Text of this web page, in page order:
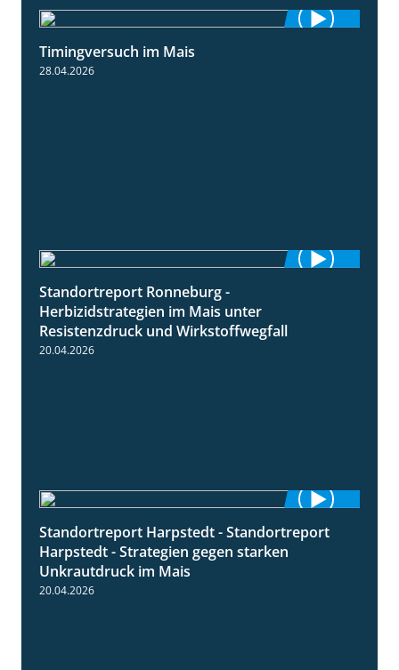
Timingversuch im Mais
28.04.2026
Standortreport Ronneburg -
Herbizidstrategien im Mais unter
Resistenzdruck und Wirkstoffwegfall
20.04.2026
9:11
Standortreport Harpstedt - Standortreport
Harpstedt - Strategien gegen starken
Unkrautdruck im Mais
20.04.2026